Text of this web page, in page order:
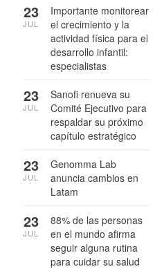
Importante monitorear
el crecimiento y la
actividad física para el
desarrollo infantil:
especialistas
23
JUL
Sanofi renueva su
Comité Ejecutivo para
respaldar su próximo
capítulo estratégico
23
JUL
Genomma Lab
anuncia cambios en
Latam
23
JUL
88% de las personas
en el mundo afirma
seguir alguna rutina
para cuidar su salud
23
JUL